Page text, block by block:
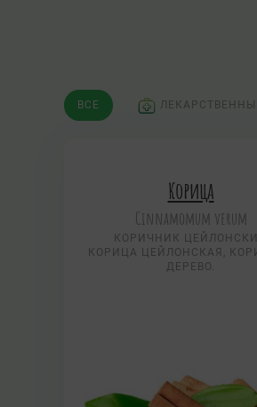
ВСЕ
Корица
Cinnamomum verum
КОРИЧНИК
КОРИЦА ЦЕЙЛОНСКАЯ,
ДЕРЕВО.